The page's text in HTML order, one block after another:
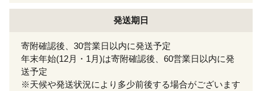
発送期日
寄附確認後、30営業日以内に発送予定
年末年始(12月・1月)は寄附確認後、60営業日以内に発
送予定
※天候や発送状況により多少前後する場合がございます